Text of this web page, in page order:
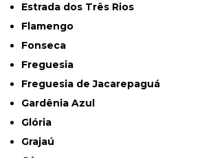
Estrada dos Três Rios
Flamengo
Fonseca
Freguesia
Freguesia de Jacarepaguá
Gardênia Azul
Glória
Grajaú